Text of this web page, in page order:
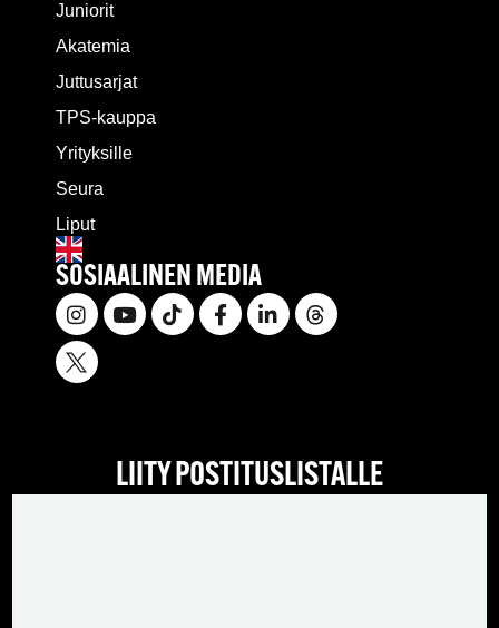
Juniorit
Akatemia
Juttusarjat
TPS-kauppa
Yrityksille
Seura
Liput
SOSIAALINEN MEDIA
LIITY POSTITUSLISTALLE